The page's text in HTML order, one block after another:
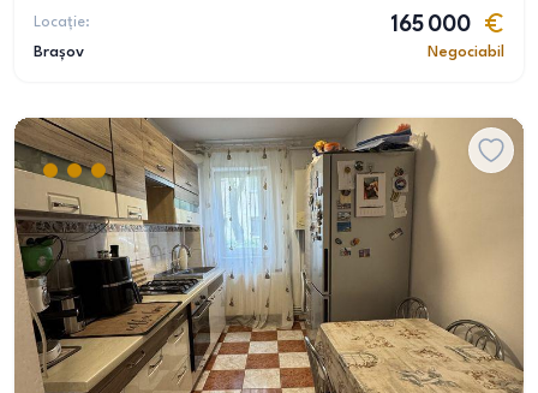
Locație:
Brașov
165 000
Negociabil